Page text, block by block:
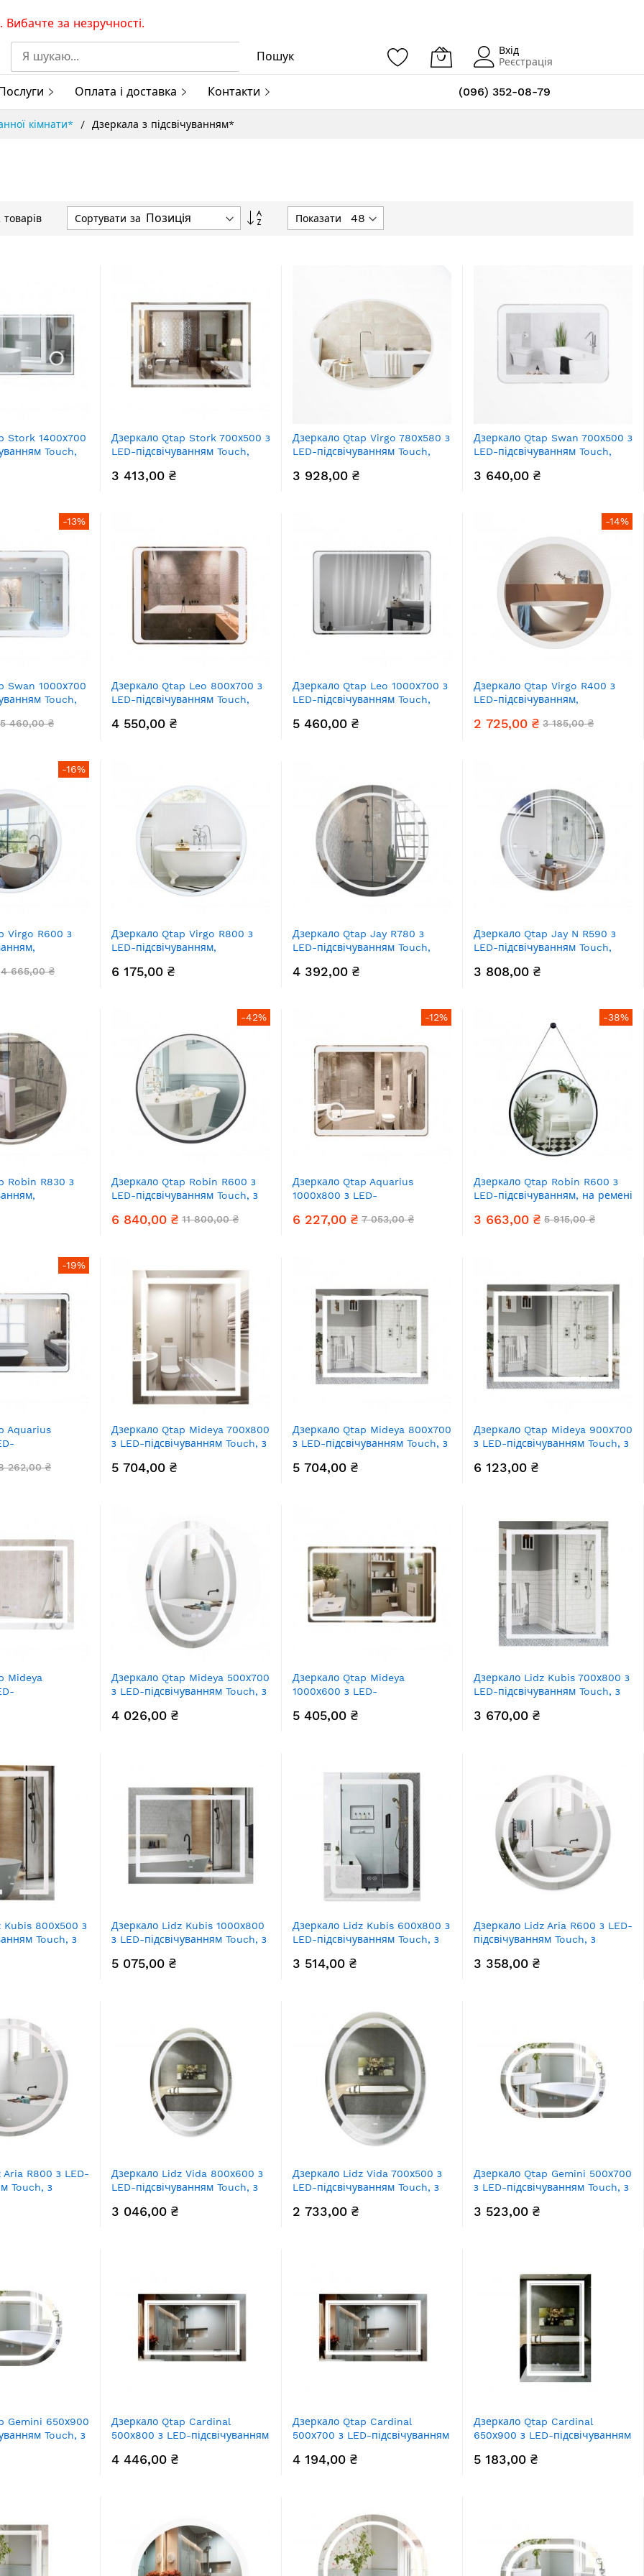
за незручності.
Пошук
Вхід
Реєстрація
Оплата і доставка Контакти (096) 352-08-79
кімнати* Дзеркала з підсвічуванням*
товарів Сортувати за
СортуватиПоказати
Stork 1400х700
Touch,
Дзеркало Qtap Stork 700х500 з
LED-підсвічуванням Touch,
QT15781403W
3 413,00 ₴
Дзеркало Qtap Virgo 780х580 з
LED-підсвічуванням Touch,
QT18783502W
3 928,00 ₴
Дзеркало Qtap Swan 700х500 з
LED-підсвічуванням Touch,
QT167814145070W
3 640,00 ₴
-13%
Swan 1000х700
Touch,
5 460,00 ₴
Дзеркало Qtap Leo 800х700 з
LED-підсвічуванням Touch,
QT117814187080W
4 550,00 ₴
Дзеркало Qtap Leo 1000х700 з
LED-підсвічуванням Touch,
QT1178141870100W
5 460,00 ₴
-14%
Дзеркало Qtap Virgo R400 з
LED-підсвічуванням,
2 725,00 ₴ 3 185,00 ₴
-16%
Virgo R600 з
4 665,00 ₴
Дзеркало Qtap Virgo R800 з
LED-підсвічуванням,
6 175,00 ₴
Дзеркало Qtap Jay R780 з
LED-підсвічуванням Touch,
QT0778250378W
4 392,00 ₴
Дзеркало Qtap Jay N R590 з
LED-підсвічуванням Touch,
QT07782504W
3 808,00 ₴
Robin R830 з
-42%
Дзеркало Qtap Robin R600 з
LED-підсвічуванням Touch, з
рег. темп. кольору (3000-
6 840,00 ₴ 11 800,00 ₴
-12%
Дзеркало Qtap Aquarius
1000х800 з LED-
QT2178141980100W
6 227,00 ₴ 7 053,00 ₴
-38%
Дзеркало Qtap Robin R600 з
LED-підсвічуванням, на ремені
3 663,00 ₴ 5 915,00 ₴
-19%
Aquarius
262,00 ₴
Дзеркало Qtap Mideya 700х800
з LED-підсвічуванням Touch, з
годинником, димером, рег.
5 704,00 ₴
Дзеркало Qtap Mideya 800х700
з LED-підсвічуванням Touch, з
рег. яскравості Reverse
5 704,00 ₴
Дзеркало Qtap Mideya 900х700
з LED-підсвічуванням Touch, з
рег. яскравості Reverse
6 123,00 ₴
Mideya
з
Дзеркало Qtap Mideya 500х700
з LED-підсвічуванням Touch, з
годинником, димером, рег.
4 026,00 ₴
Дзеркало Qtap Mideya
1000х600 з LED-
антизапотіванням, з
5 405,00 ₴
Дзеркало Lidz Kubis 700х800 з
LED-підсвічуванням Touch, з
рег. яскравості Reverse
3 670,00 ₴
Kubis 800х500 з
Touch, з
Дзеркало Lidz Kubis 1000х800
з LED-підсвічуванням Touch, з
рег. яскравості
5 075,00 ₴
Дзеркало Lidz Kubis 600х800 з
LED-підсвічуванням Touch, з
рег. яскравості
3 514,00 ₴
Дзеркало Lidz Aria R600 з LED-
підсвічуванням Touch, з
рег. яскравості LD78LR600
3 358,00 ₴
Aria R800 з LED-
Touch, з
LD78LR800
Дзеркало Lidz Vida 800х600 з
LED-підсвічуванням Touch, з
рег. яскравості LD78LF6080
3 046,00 ₴
Дзеркало Lidz Vida 700х500 з
LED-підсвічуванням Touch, з
рег. яскравості LD78LF5070
2 733,00 ₴
Дзеркало Qtap Gemini 500х700
з LED-підсвічуванням Touch, з
рег. темп. кольору (3000-
3 523,00 ₴
Gemini 650х900
Touch, з
(3000-
Дзеркало Qtap Cardinal
500х800 з LED-підсвічуванням
димером, рег. темп. кольору
4 446,00 ₴
Дзеркало Qtap Cardinal
500х700 з LED-підсвічуванням
димером, рег. темп. кольору
4 194,00 ₴
Дзеркало Qtap Cardinal
650х900 з LED-підсвічуванням
димером, рег. темп. кольору
5 183,00 ₴